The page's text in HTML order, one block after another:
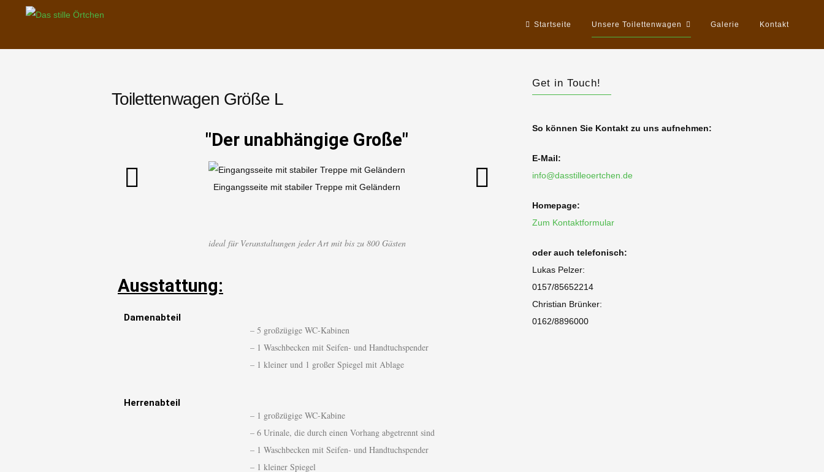
Startseite Unsere Toilettenwagen Galerie Kontakt
Toilettenwagen Größe L
"Der unabhängige Große"
Eingangsseite mit stabiler Treppe mit Geländern
ideal für Veranstaltungen jeder Art mit bis zu 800 Gästen
Ausstattung:
Damenabteil
– 5 großzügige WC-Kabinen
– 1 Waschbecken mit Seifen- und Handtuchspender
– 1 kleiner und 1 großer Spiegel mit Ablage
Herrenabteil
– 1 großzügige WC-Kabine
– 6 Urinale, die durch einen Vorhang abgetrennt sind
– 1 Waschbecken mit Seifen- und Handtuchspender
– 1 kleiner Spiegel
Get in Touch!
So können Sie Kontakt zu uns aufnehmen:
E-Mail:
info@dasstilleoertchen.de
Homepage:
Zum Kontaktformular
oder auch telefonisch:
Lukas Pelzer:
0157/85652214
Christian Brünker:
0162/8896000